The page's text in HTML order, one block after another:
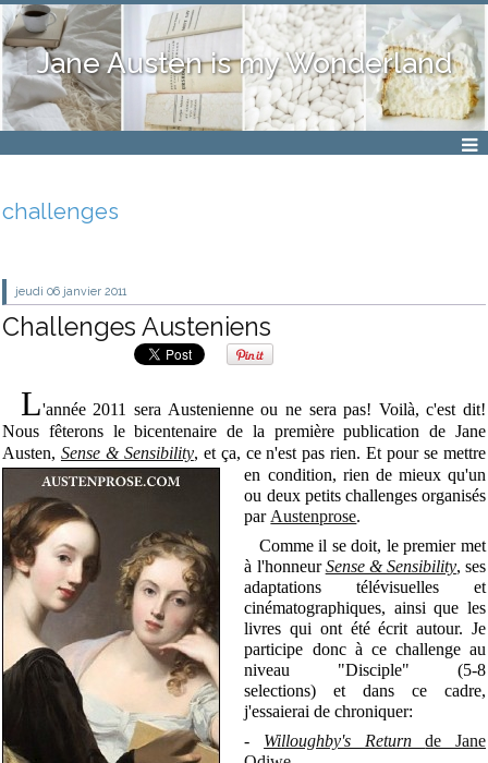
Jane Austen is my Wonderland
challenges
jeudi 06 janvier 2011
Challenges Austeniens
L'année 2011 sera Austenienne ou ne sera pas! Voilà, c'est dit!
Nous fêterons le bicentenaire de la première publication de Jane
Austen, Sense & Sensibility, et ça, ce n'est pas rien.Et pour se mettre
en condition, rien de mieux qu'un
ou deux petits challenges organisés
par Austenprose.
Comme il se doit, le premier met
à l'honneurSense & Sensibility, ses
adaptations télévisuelles et
cinématographiques, ainsi que les
livres qui ont été écrit autour. Je
participe donc à ce challenge au
niveau "Disciple" (5-8
selections) et dans ce cadre,
j'essaierai de chroniquer:
- Willoughby's Returnde Jane